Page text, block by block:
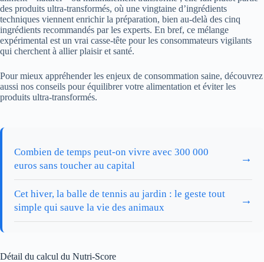
des produits ultra-transformés, où une vingtaine d’ingrédients
techniques viennent enrichir la préparation, bien au-delà des cinq
ingrédients recommandés par les experts. En bref, ce mélange
expérimental est un vrai casse-tête pour les consommateurs vigilants
qui cherchent à allier plaisir et santé.
Pour mieux appréhender les enjeux de consommation saine, découvrez
aussi nos conseils pour équilibrer votre alimentation et éviter les
produits ultra-transformés.
Combien de temps peut-on vivre avec 300 000
euros sans toucher au capital
→
Cet hiver, la balle de tennis au jardin : le geste tout
simple qui sauve la vie des animaux
→
Détail du calcul du Nutri-Score